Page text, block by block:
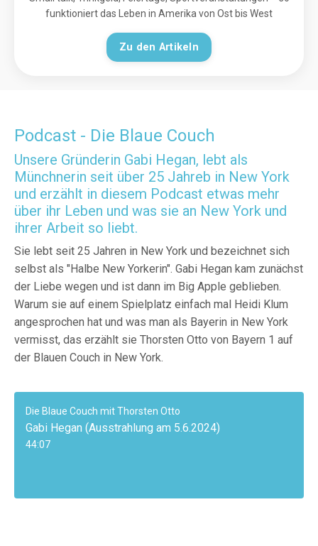
funktioniert das Leben in Amerika von Ost bis West
Zu den Artikeln
Podcast - Die Blaue Couch
Unsere Gründerin Gabi Hegan, lebt als
Münchnerin seit über 25 Jahreb in New York
und erzählt in diesem Podcast etwas mehr
über ihr Leben und was sie an New York und
ihrer Arbeit so liebt.
Sie lebt seit 25 Jahren in New York und bezeichnet sich
selbst als "Halbe New Yorkerin". Gabi Hegan kam zunächst
der Liebe wegen und ist dann im Big Apple geblieben.
Warum sie auf einem Spielplatz einfach mal Heidi Klum
angesprochen hat und was man als Bayerin in New York
vermisst, das erzählt sie Thorsten Otto von Bayern 1 auf
der Blauen Couch in New York.
Die Blaue Couch mit Thorsten Otto
Gabi Hegan (Ausstrahlung am 5.6.2024)
44:07